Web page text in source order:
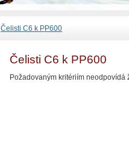
Čelisti C6 k PP600
Požadovaným kritériím
Čelisti C6 k PP600